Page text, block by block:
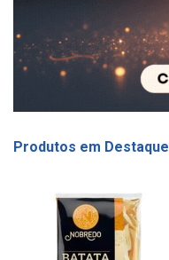
Produtos em Destaque